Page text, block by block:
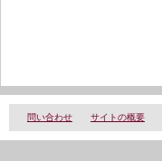
問い合わせ サイトの概要